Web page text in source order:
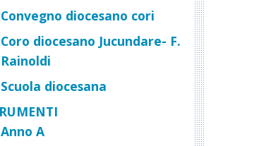
Convegno diocesano cori
Coro diocesano Jucundare- F.
Rainoldi
Scuola diocesana
Anno A